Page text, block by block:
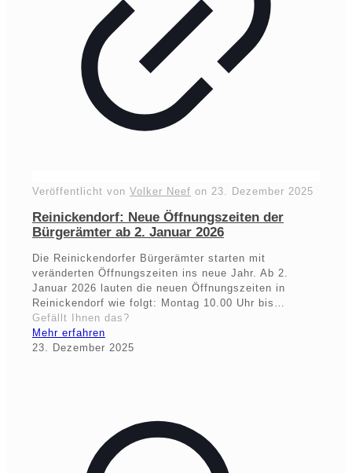
Veröffentlicht von Volker Neef on 23. Dezember 2025
Reinickendorf: Neue Öffnungszeiten der
Bürgerämter ab 2. Januar 2026
Die Reinickendorfer Bürgerämter starten mit
veränderten Öffnungszeiten ins neue Jahr. Ab 2.
Januar 2026 lauten die neuen Öffnungszeiten in
Reinickendorf wie folgt: Montag 10.00 Uhr bis…
Gefällt Ihnen das?
Mehr erfahren
23. Dezember 2025